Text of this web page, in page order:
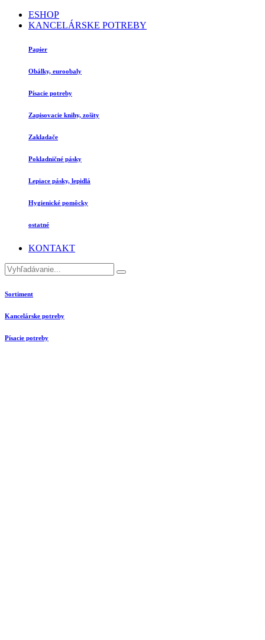
ESHOP
KANCELÁRSKE POTREBY
Papier
Obálky, euroobaly
Písacie potreby
Zapisovacie knihy, zošity
Zakladače
Pokladničné pásky
Lepiace pásky, lepidlá
Hygienické pomôcky
ostatné
KONTAKT
Sortiment
Kancelárske potreby
Písacie potreby